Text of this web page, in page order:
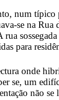
num típico
se na Rua
rua
para
onde
se, um
não